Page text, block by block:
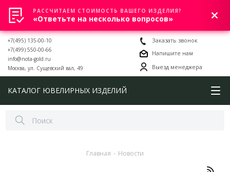
0
+7(495) 135-00-10
+7(499) 550-00-66
info@nota-gold.ru
Москва, ул. Сущевский вал, 49
Заказать звонок
Напишите нам
Выезд менеджера
КАТАЛОГ ЮВЕЛИРНЫХ ИЗДЕЛИЙ
Главная - Новости
РАССЧИТАЕМ СТОИМОСТЬ ВАШЕГО ИЗДЕЛИЯ?
«Ответьте на несколько вопросов»